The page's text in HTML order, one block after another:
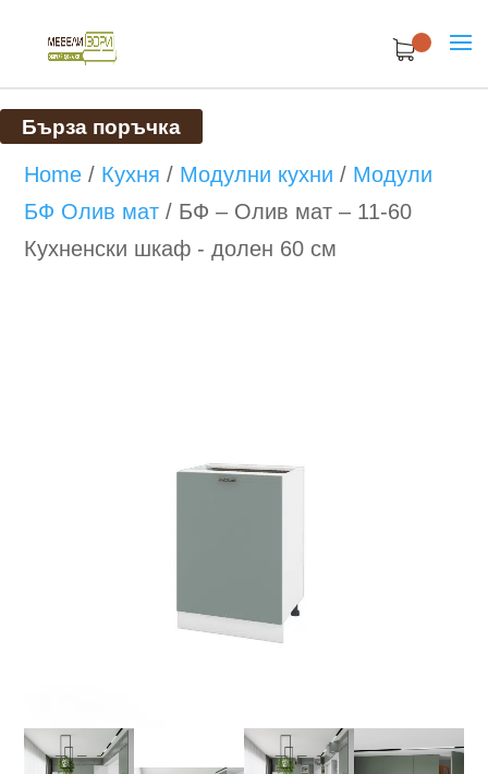
Бърза поръчка
Home / Кухня / Модулни кухни / Модули
БФ Олив мат / БФ – Олив мат – 11-60
Кухненски шкаф - долен 60 см